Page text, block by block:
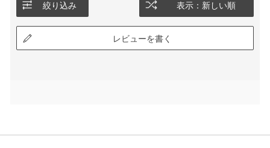
絞り込み 表示：新しい順
レビューを書く